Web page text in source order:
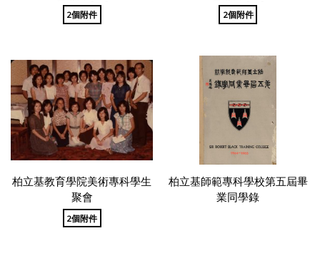
2個附件 2個附件
柏立基教育學院美術專科學生
聚會
2個附件
柏立基師範專科學校第五屆畢
業同學錄